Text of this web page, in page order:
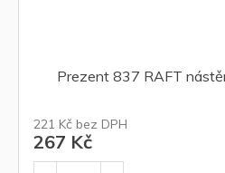
Prezent 837 RAFT
221 Kč bez DPH
267 Kč